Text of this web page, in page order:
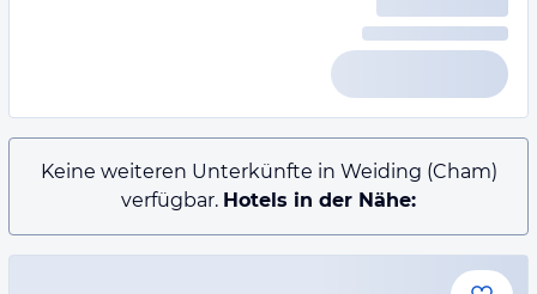
Keine weiteren Unterkünfte in Weiding (Cham)
verfügbar. Hotels in der Nähe: